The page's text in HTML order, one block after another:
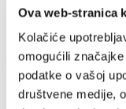
Ova web-stranica
Kolačiće
omogućili
podatke o vašoj
društvene medije,